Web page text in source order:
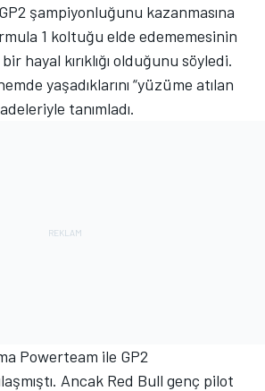
şampiyonluğunu kazanmasına
1 koltuğu elde edememesinin
hayal kırıklığı olduğunu söyledi.
yaşadıklarını “yüzüme atılan
tanımladı.
Powerteam ile GP2
Ancak Red Bull genç pilot